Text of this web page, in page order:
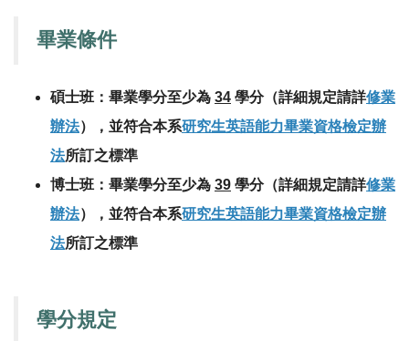
畢業條件
碩士班：畢業學分至少為 34 學分（詳細規定請詳修業
辦法），並符合本系研究生英語能力畢業資格檢定辦
法所訂之標準
博士班：畢業學分至少為 39 學分（詳細規定請詳修業
辦法），並符合本系研究生英語能力畢業資格檢定辦
法所訂之標準
學分規定